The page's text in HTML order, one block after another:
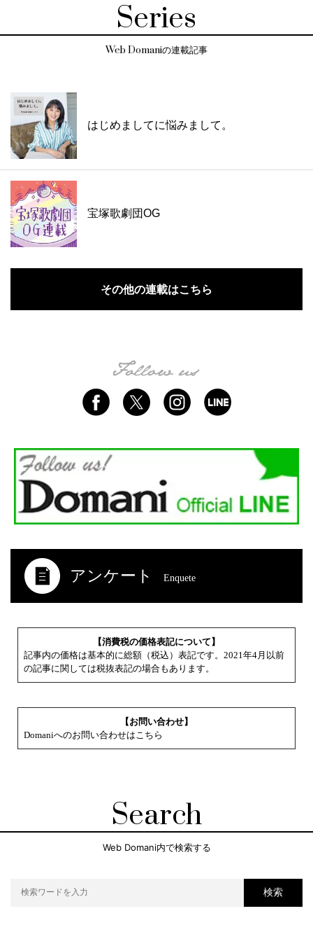
Series
Web Domaniの連載記事
はじめましてに悩みまして。
宝塚歌劇団OG
その他の連載はこちら
アンケート Enquete
【消費税の価格表記について】
記事内の価格は基本的に総額（税込）表記です。2021年4月以前
の記事に関しては税抜表記の場合もあります。
【お問い合わせ】
Domaniへのお問い合わせはこちら
Search
Web Domani内で検索する
検索